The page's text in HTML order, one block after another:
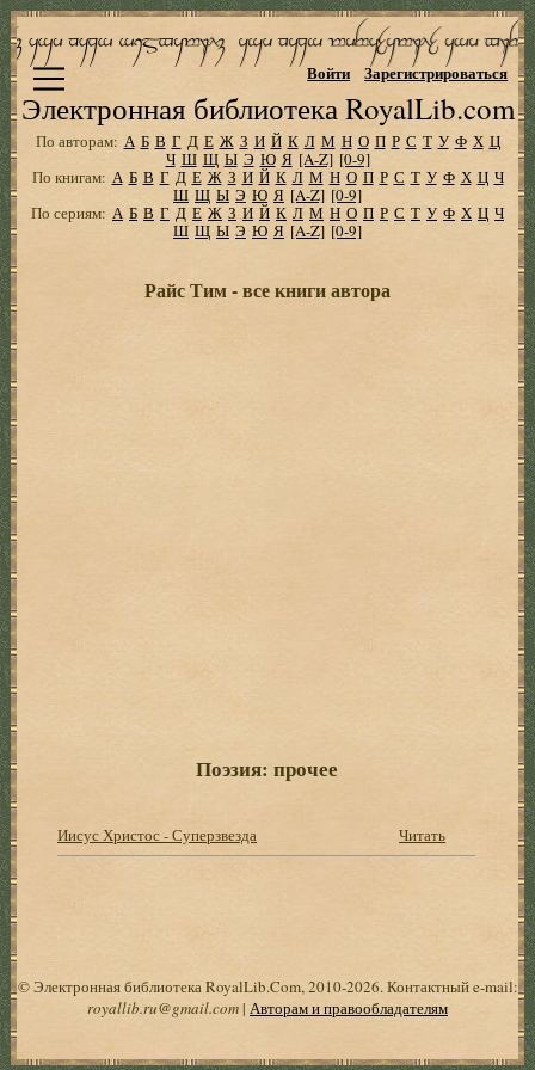
Электронная библиотека RoyalLib.com
Войти Зарегистрироваться
По авторам: А Б В Г Д Е Ж З И Й К Л М Н О П Р С Т У Ф Х Ц
Ч Ш Щ Ы Э Ю Я [A-Z] [0-9]
По книгам: А Б В Г Д Е Ж З И Й К Л М Н О П Р С Т У Ф Х Ц Ч
Ш Щ Ы Э Ю Я [A-Z] [0-9]
По сериям: А Б В Г Д Е Ж З И Й К Л М Н О П Р С Т У Ф Х Ц Ч
Ш Щ Ы Э Ю Я [A-Z] [0-9]
Райс Тим - все книги автора
Поэзия: прочее
Иисус Христос - Суперзвезда Читать
© Электронная библиотека RoyalLib.Com, 2010-2026. Контактный e-mail:
royallib.ru@gmail.com| Авторам и правообладателям